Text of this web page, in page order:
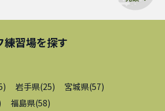
練習場を探す
) 岩手県(25) 宮城県(57)
福島県(58)